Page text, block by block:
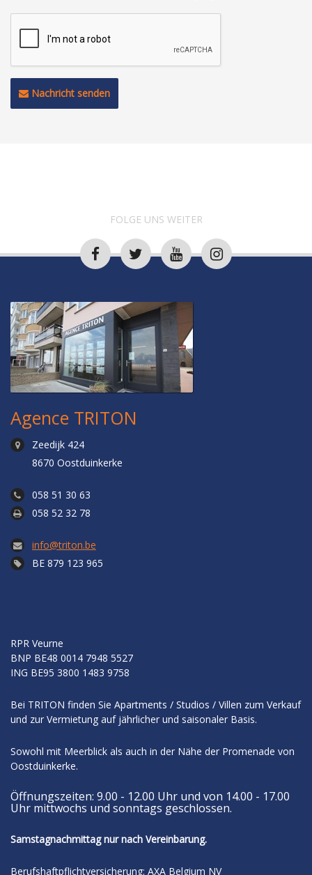
Nachricht senden
FOLGE UNS WEITER
Agence TRITON
Zeedijk 424
8670 Oostduinkerke
058 51 30 63
058 52 32 78
info@triton.be
BE 879 123 965
RPR Veurne
BNP BE48 0014 7948 5527
ING BE95 3800 1483 9758
Bei TRITON finden Sie Apartments / Studios / Villen zum Verkauf
und zur Vermietung auf jährlicher und saisonaler Basis.
Sowohl mit Meerblick als auch in der Nähe der Promenade von
Oostduinkerke.
Öffnungszeiten: 9.00 - 12.00 Uhr und von 14.00 - 17.00
Uhr mittwochs und sonntags geschlossen.
Samstagnachmittag nur nach Vereinbarung.
Berufshaftpflichtversicherung: AXA Belgium NV